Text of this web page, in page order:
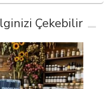
Çekebilir